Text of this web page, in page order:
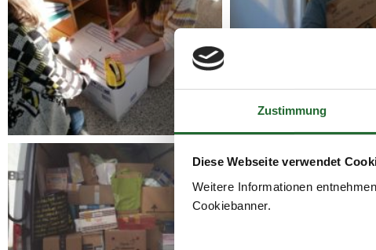
Zustimmung
Diese Webseite verwendet
Weitere Informationen
Cookiebanner.